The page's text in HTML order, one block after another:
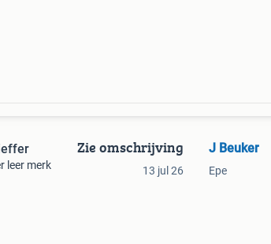
leer merk
Zie omschrijving
13 jul 26
J Beuker
Epe